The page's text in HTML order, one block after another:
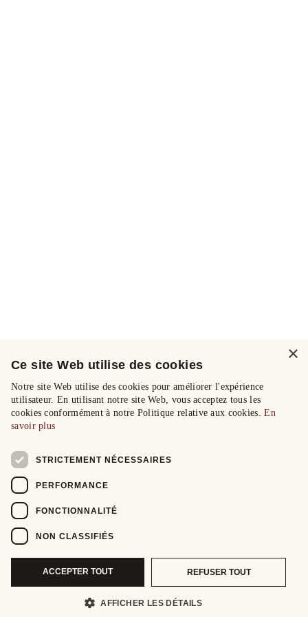
×
Ce site Web utilise des cookies
Notre site Web utilise des cookies pour améliorer l'expérience
utilisateur. En utilisant notre site Web, vous acceptez tous les
cookies conformément à notre Politique relative aux cookies.En
savoir plus
STRICTEMENT NÉCESSAIRES
PERFORMANCE
FONCTIONNALITÉ
NON CLASSIFIÉS
ACCEPTER TOUT REFUSER TOUT
AFFICHER LES DÉTAILS